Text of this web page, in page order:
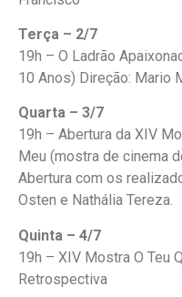
Terça – 2/7
19h – O Ladrão
10 Anos) Direção: Mario
Quarta – 3/7
19h – Abertura da XIV
Meu (mostra de cinema
Abertura com os
Osten e Nathália Tereza.
Quinta – 4/7
19h – XIV Mostra O Teu
Retrospectiva